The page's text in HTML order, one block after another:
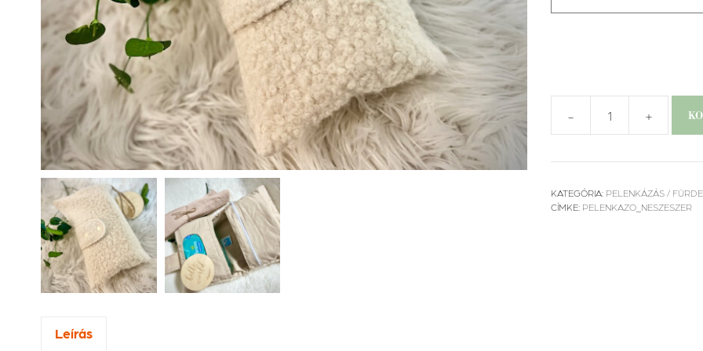
-
Pelenka
neszeszer-
mennyiség
+
KATEGÓRIA: PELENKÁZÁS /
CÍMKE: PELENKAZO_NESZESZER
Leírás